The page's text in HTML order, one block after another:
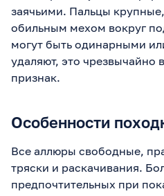
заячьими. Пальцы
обильным мехом вокруг
могут быть одинарными
удаляют, это
признак.
Особенности
Все аллюры свободные,
тряски и раскачивания.
предпочтительных при